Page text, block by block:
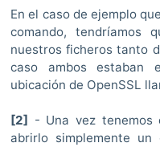
En el caso de ejemplo
comando, tendríamos
nuestros ficheros tanto
caso ambos estaban
ubicación de OpenSSL
[2]
- Una vez tenemos
abrirlo simplemente